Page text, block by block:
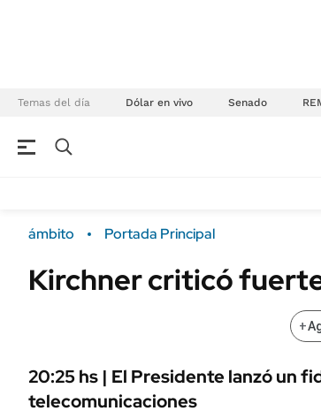
Temas del día Dólar en vivo Senado
Campo
Mercados
ÁMBITO DEBATE
Sustentabilidad
ENERGY
ámbito Portada Principal
Kirchner criticó
+
20:25 hs | El Presidente lanzó un
telecomunicaciones